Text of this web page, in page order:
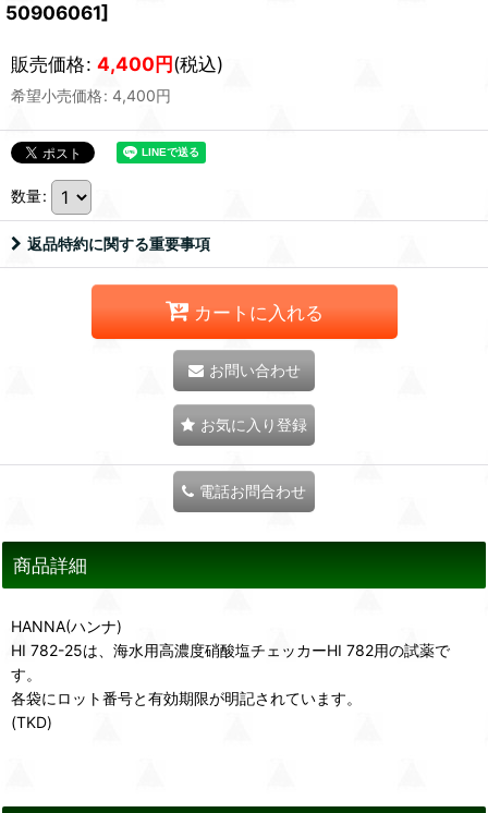
50906061]
販売価格: 4,400円(税込)
希望小売価格: 4,400円
数量:
返品特約に関する重要事項
カートに入れる
お問い合わせ
お気に入り登録
電話お問合わせ
商品詳細
HANNA(ハンナ)
HI 782-25は、海水用高濃度硝酸塩チェッカーHI 782用の試薬で
す。
各袋にロット番号と有効期限が明記されています。
(TKD)